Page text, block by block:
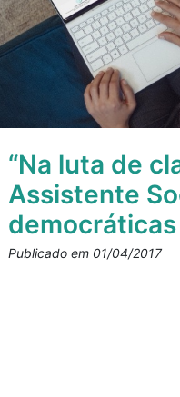
“Na luta de
Assistente
Publicado em 01/04/2017